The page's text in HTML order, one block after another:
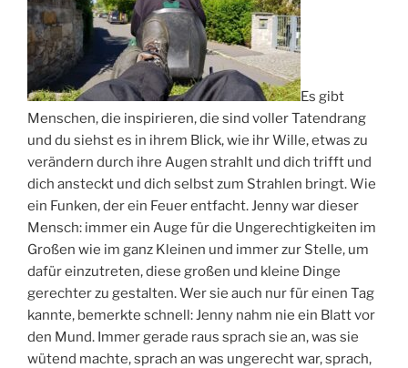
Es gibt
Menschen, die inspirieren, die sind voller Tatendrang
und du siehst es in ihrem Blick, wie ihr Wille, etwas zu
verändern durch ihre Augen strahlt und dich trifft und
dich ansteckt und dich selbst zum Strahlen bringt. Wie
ein Funken, der ein Feuer entfacht. Jenny war dieser
Mensch: immer ein Auge für die Ungerechtigkeiten im
Großen wie im ganz Kleinen und immer zur Stelle, um
dafür einzutreten, diese großen und kleine Dinge
gerechter zu gestalten. Wer sie auch nur für einen Tag
kannte, bemerkte schnell: Jenny nahm nie ein Blatt vor
den Mund. Immer gerade raus sprach sie an, was sie
wütend machte, sprach an was ungerecht war, sprach,